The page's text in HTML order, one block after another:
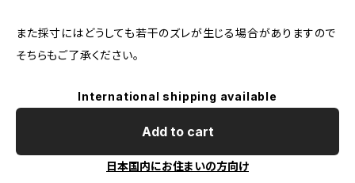
また採寸にはどうしても若干のズレが生じる場合がありますので
そちらもご了承ください。
International shipping available
Add to cart
日本国内にお住まいの方向け